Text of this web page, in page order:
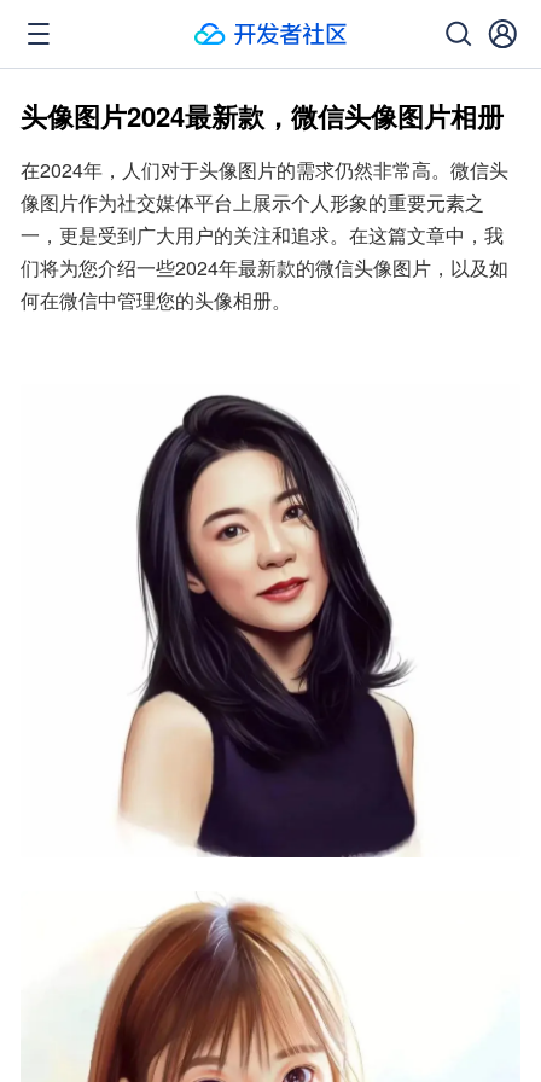
头像图片2024最新款，微信头像图片相册
在2024年，人们对于头像图片的需求仍然非常高。微信头
像图片作为社交媒体平台上展示个人形象的重要元素之
一，更是受到广大用户的关注和追求。在这篇文章中，我
们将为您介绍一些2024年最新款的微信头像图片，以及如
何在微信中管理您的头像相册。